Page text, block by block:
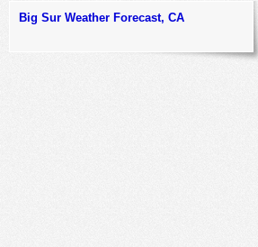
Big Sur Weather Forecast, CA